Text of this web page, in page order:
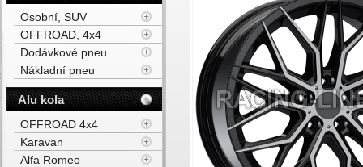
Osobní, SUV
OFFROAD, 4x4
Dodávkové pneu
Nákladní pneu
Alu kola
OFFROAD 4x4
Karavan
Alfa Romeo